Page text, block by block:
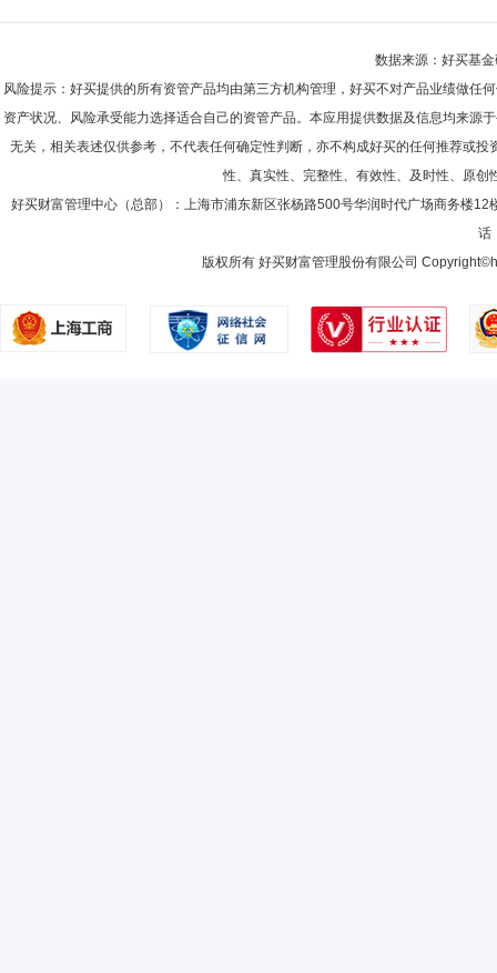
数据来源：好买基
风险提示：好买提供的所有资管产品均由第三方机构管理，好买不对产品业绩做
资产状况、风险承受能力选择适合自己的资管产品。本应用提供数据及信息均来
无关，相关表述仅供参考，不代表任何确定性判断，亦不构成好买的任何推荐或
性、真实性、完整性、有效性、及时性、原
好买财富管理中心（总部）：上海市浦东新区张杨路500号华润时代广场商务楼12
话
版权所有 好买财富管理股份有限公司